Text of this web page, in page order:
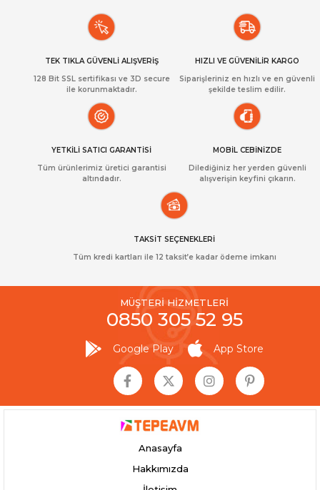
TEK TIKLA GÜVENLİ ALIŞVERİŞ
128 Bit SSL sertifikası ve 3D secure
ile korunmaktadır.
HIZLI VE GÜVENİLİR KARGO
Siparişleriniz en hızlı ve en güvenli
şekilde teslim edilir.
YETKİLİ SATICI GARANTİSİ
Tüm ürünlerimiz üretici garantisi
altındadır.
MOBİL CEBİNİZDE
Dilediğiniz her yerden güvenli
alışverişin keyfini çıkarın.
TAKSİT SEÇENEKLERİ
Tüm kredi kartları ile 12 taksit’e kadar ödeme imkanı
MÜŞTERİ HİZMETLERİ
0850 305 52 95
Google Play App Store
Anasayfa
Hakkımızda